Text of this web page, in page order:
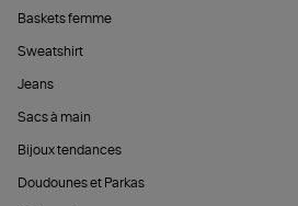
Baskets femme
Sweatshirt
Jeans
Sacs à main
Bijoux tendances
Doudounes et Parkas